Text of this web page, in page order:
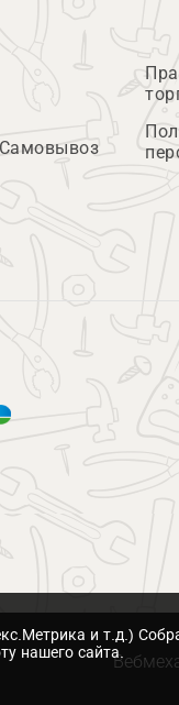
и т.д.)
нашего сайта.